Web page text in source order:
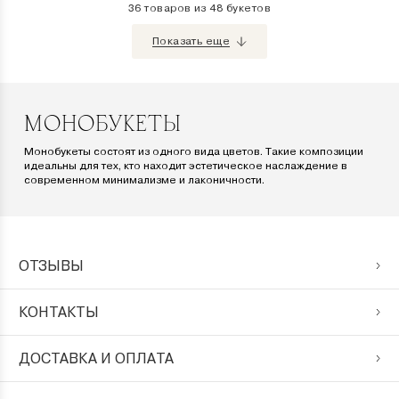
36 товаров из 48 букетов
Показать еще
МОНОБУКЕТЫ
Монобукеты состоят из одного вида цветов. Такие композиции
идеальны для тех, кто находит эстетическое наслаждение в
современном минимализме и лаконичности.
ОТЗЫВЫ
КОНТАКТЫ
ДОСТАВКА И ОПЛАТА